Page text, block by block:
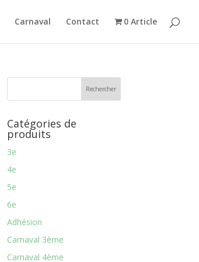
Carnaval Contact 0 Article
Catégories de
produits
3e
4e
5e
6e
Adhésion
Carnaval 3ème
Carnaval 4ème